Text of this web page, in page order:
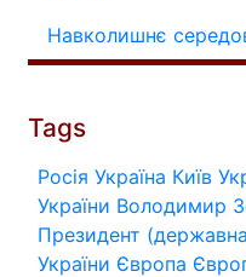
Навколишнє
Tags
Росія Україна Київ
України Володимир
Президент
України Європа